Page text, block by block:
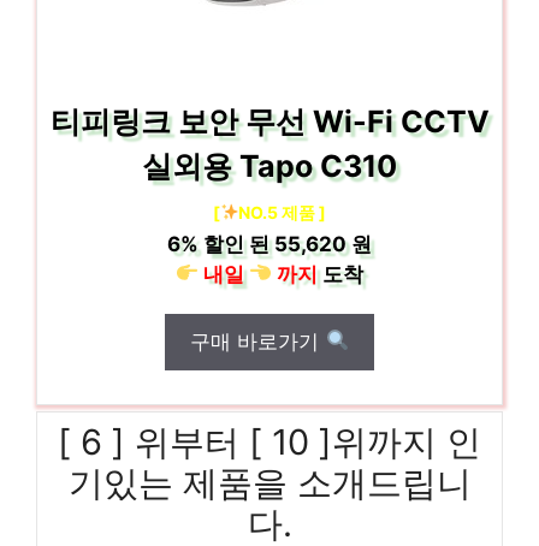
티피링크 보안 무선 Wi-Fi CCTV
실외용 Tapo C310
[ NO.5 제품 ]
6% 할인 된55,620 원
내일
까지도착
구매 바로가기
[ 6 ] 위부터 [ 10 ]위까지 인
기있는 제품을 소개드립니
다.